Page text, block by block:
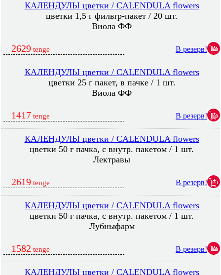
КАЛЕНДУЛЫ цветки / CALENDULA flowers
цветки 1,5 г фильтр-пакет / 20 шт.
Виола ФФ
2629 tenge В резерв!
КАЛЕНДУЛЫ цветки / CALENDULA flowers
цветки 25 г пакет, в пачке / 1 шт.
Виола ФФ
1417 tenge В резерв!
КАЛЕНДУЛЫ цветки / CALENDULA flowers
цветки 50 г пачка, с внутр. пакетом / 1 шт.
Лектравы
2619 tenge В резерв!
КАЛЕНДУЛЫ цветки / CALENDULA flowers
цветки 50 г пачка, с внутр. пакетом / 1 шт.
Лубныфарм
1582 tenge В резерв!
КАЛЕНДУЛЫ цветки / CALENDULA flowers